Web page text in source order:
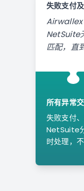
失败支付
Airwallex
NetSuite
匹配，直
所有异常
失败支付
NetSuite
时处理，